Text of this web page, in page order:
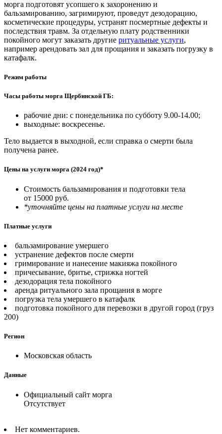
морга подготовят усопшего к захоронению и
бальзамированию, загримируют, проведут дезодорацию,
косметические процедуры, устранят посмертные дефекты и
последствия травм. За отдельную плату родственники
покойного могут заказать другие ритуальные услуги,
например арендовать зал для прощания и заказать погрузку в
катафалк.
Режим работы
Часы работы морга Щербинской ГБ:
рабочие дни: с понедельника по субботу 9.00-14.00;
выходные: воскресенье.
Тело выдается в выходной, если справка о смерти была
получена ранее.
Цены на услуги морга (2024 год)*
Стоимость бальзамирования и подготовки тела
от 15000 руб.
*уточняйте цены на платные услуги на месте
Платные услуги
бальзамирование умершего
устранение дефектов после смерти
гримирование и нанесение макияжа покойного
причесывание, бритье, стрижка ногтей
дезодорация тела покойного
аренда ритуального зала прощания в морге
погрузка тела умершего в катафалк
подготовка покойного для перевозки в другой город (груз
200)
Регион
Московская область
Данные
Официальный сайт морга
Отсутствует
Нет комментариев.